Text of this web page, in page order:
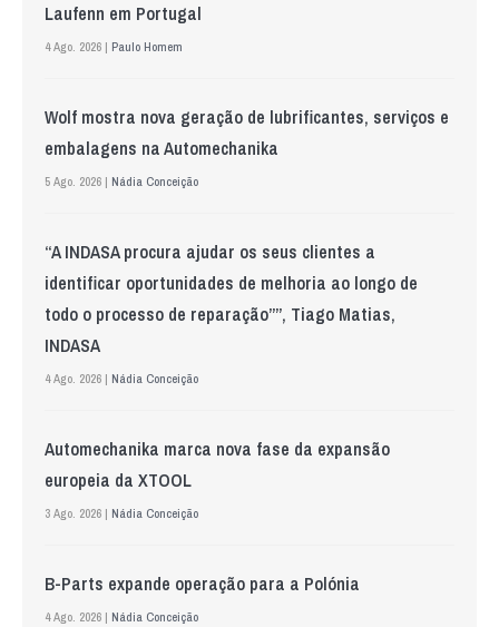
Laufenn em Portugal
4 Ago. 2026 | Paulo Homem
Wolf mostra nova geração de lubrificantes, serviços e
embalagens na Automechanika
5 Ago. 2026 | Nádia Conceição
“A INDASA procura ajudar os seus clientes a
identificar oportunidades de melhoria ao longo de
todo o processo de reparação””, Tiago Matias,
INDASA
4 Ago. 2026 | Nádia Conceição
Automechanika marca nova fase da expansão
europeia da XTOOL
3 Ago. 2026 | Nádia Conceição
B-Parts expande operação para a Polónia
4 Ago. 2026 | Nádia Conceição